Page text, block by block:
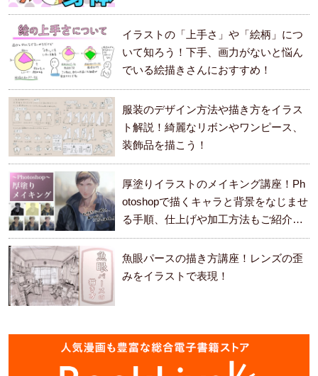
イラストの「上手さ」や「絵柄」につ
いて知ろう！下手、画力がないと悩ん
でいる絵描きさんにおすすめ！
服装のデザイン方法や描き方をイラス
ト解説！綺麗なリボンやワンピース、
装飾品を描こう！
厚塗りイラストのメイキング講座！Ph
otoshopで描くキャラと背景をなじませ
る手順、仕上げや加工方法もご紹介し
ます。
魚眼パースの描き方講座！レンズの歪
みをイラストで表現！